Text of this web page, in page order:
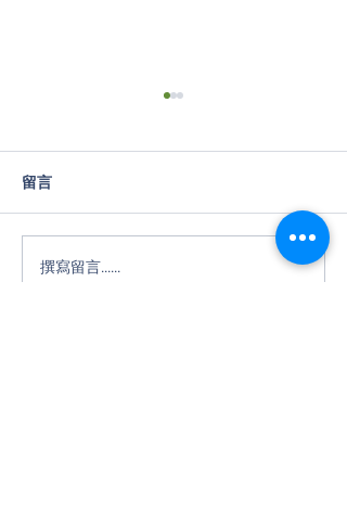
【4月線上課程】性別化創
留言
撰寫留言......